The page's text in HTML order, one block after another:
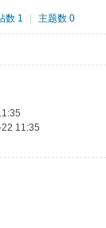
数 1 主题数 0
11:35